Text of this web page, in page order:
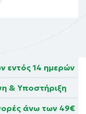
εντός 14 ημερών
& Υποστήριξη
άνω των 49€